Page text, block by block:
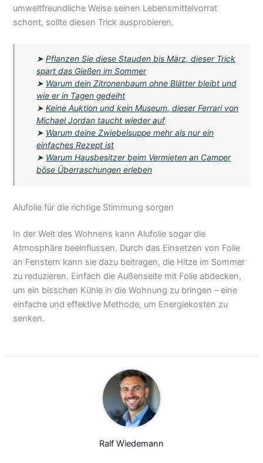
umweltfreundliche Weise seinen Lebensmittelvorrat
schont, sollte diesen Trick ausprobieren.
➤Pflanzen Sie diese Stauden bis März, dieser Trick
spart das Gießen im Sommer
➤ Warum dein Zitronenbaum ohne Blätter bleibt und
wie er in Tagen gedeiht
➤Keine Auktion und kein Museum, dieser Ferrari von
Michael Jordan taucht wieder auf
➤ Warum deine Zwiebelsuppe mehr als nur ein
einfaches Rezept ist
➤ Warum Hausbesitzer beim Vermieten an Camper
böse Überraschungen erleben
Alufolie für die richtige Stimmung sorgen
In der Welt des Wohnens kann Alufolie sogar die
Atmosphäre beeinflussen. Durch das Einsetzen von Folie
an Fenstern kann sie dazu beitragen, die Hitze im Sommer
zu reduzieren. Einfach die Außenseite mit Folie abdecken,
um ein bisschen Kühle in die Wohnung zu bringen – eine
einfache und effektive Methode, um Energiekosten zu
senken.
Ralf Wiedemann